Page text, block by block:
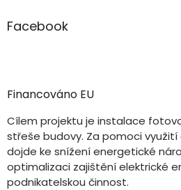
Facebook
Financováno EU
Cílem projektu je instalace
střeše budovy. Za pomoci
dojde ke snížení energetické
optimalizaci zajištění elektrické
podnikatelskou činnost.